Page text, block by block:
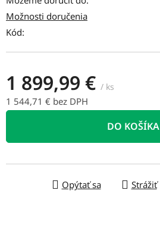
Možnosti doručenia
Kód:
1 899,99 € / ks
1 544,71 € bez DPH
DO KOŠÍKA
Opýtať sa Strážiť